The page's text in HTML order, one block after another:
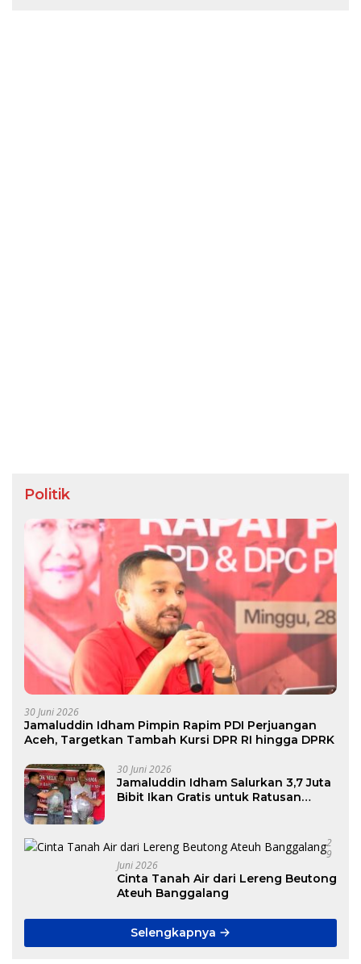
Politik
30 Juni 2026
Jamaluddin Idham Pimpin Rapim PDI Perjuangan
Aceh, Targetkan Tambah Kursi DPR RI hingga DPRK
30 Juni 2026
Jamaluddin Idham Salurkan 3,7 Juta
Bibit Ikan Gratis untuk Ratusan
2
9
Juni 2026
Cinta Tanah Air dari Lereng Beutong
Ateuh Banggalang
Selengkapnya